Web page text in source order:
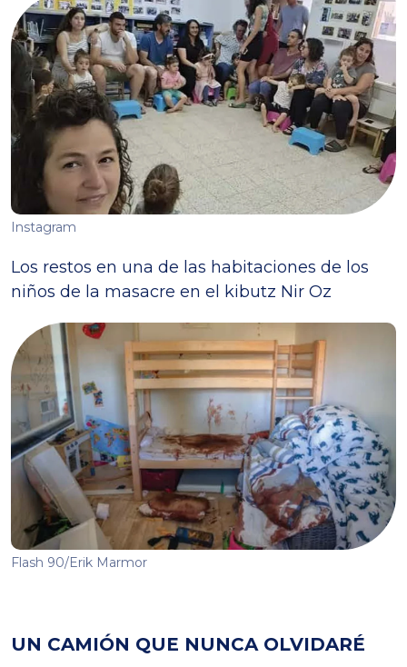
Instagram
Los restos en una de las habitaciones de los
niños de la masacre en el kibutz Nir Oz
Flash 90/Erik Marmor
UN CAMIÓN QUE NUNCA OLVIDARÉ